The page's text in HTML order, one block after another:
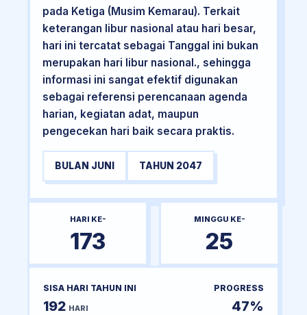
pada Ketiga (Musim Kemarau). Terkait
keterangan libur nasional atau hari besar,
hari ini tercatat sebagai Tanggal ini bukan
merupakan hari libur nasional., sehingga
informasi ini sangat efektif digunakan
sebagai referensi perencanaan agenda
harian, kegiatan adat, maupun
pengecekan hari baik secara praktis.
BULAN JUNI TAHUN 2047
HARI KE-
173
MINGGU KE-
25
SISA HARI TAHUN INI
192 HARI
PROGRESS
47%